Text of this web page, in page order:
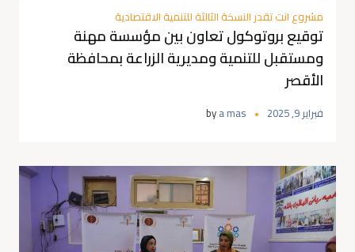
مشروع انت تقدر النسخة الثالثة للتنمية الاقتصادية
توقيع بروتوكول تعاون بين مؤسسة مهنة
ومستقبل للتنمية ومديرية الزراعة بمحافظة
الأقصر
فبراير 9, 2025 bya mas